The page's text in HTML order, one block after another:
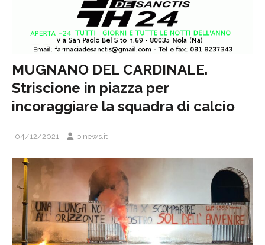
MUGNANO DEL CARDINALE.
Striscione in piazza per
incoraggiare la squadra di calcio
04/12/2021 binews.it